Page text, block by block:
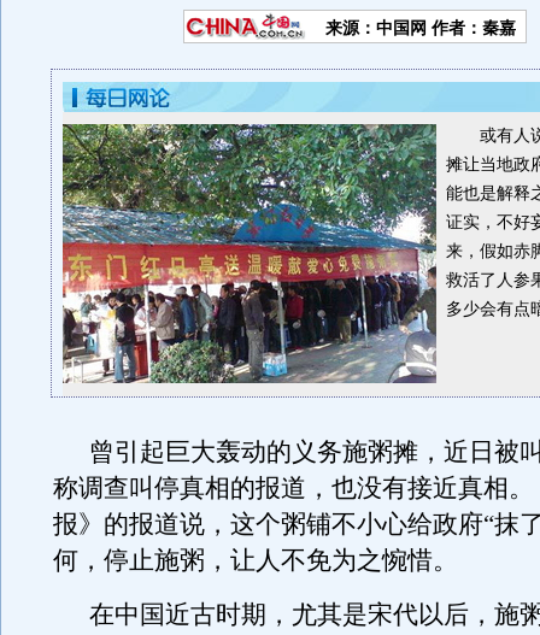
来源： 中国网 作者：秦嘉
或有人
摊让当地政
能也是解释
证实，不好
来，假如赤
救活了人参
多少会有
曾引起巨大轰动的义务施粥摊，近日被
称调查叫停真相的报道，也没有接近真相
报》的报道说，这个粥铺不小心给政府“抹
何，停止施粥，让人不免为之惋惜。
在中国近古时期，尤其是宋代以后，施